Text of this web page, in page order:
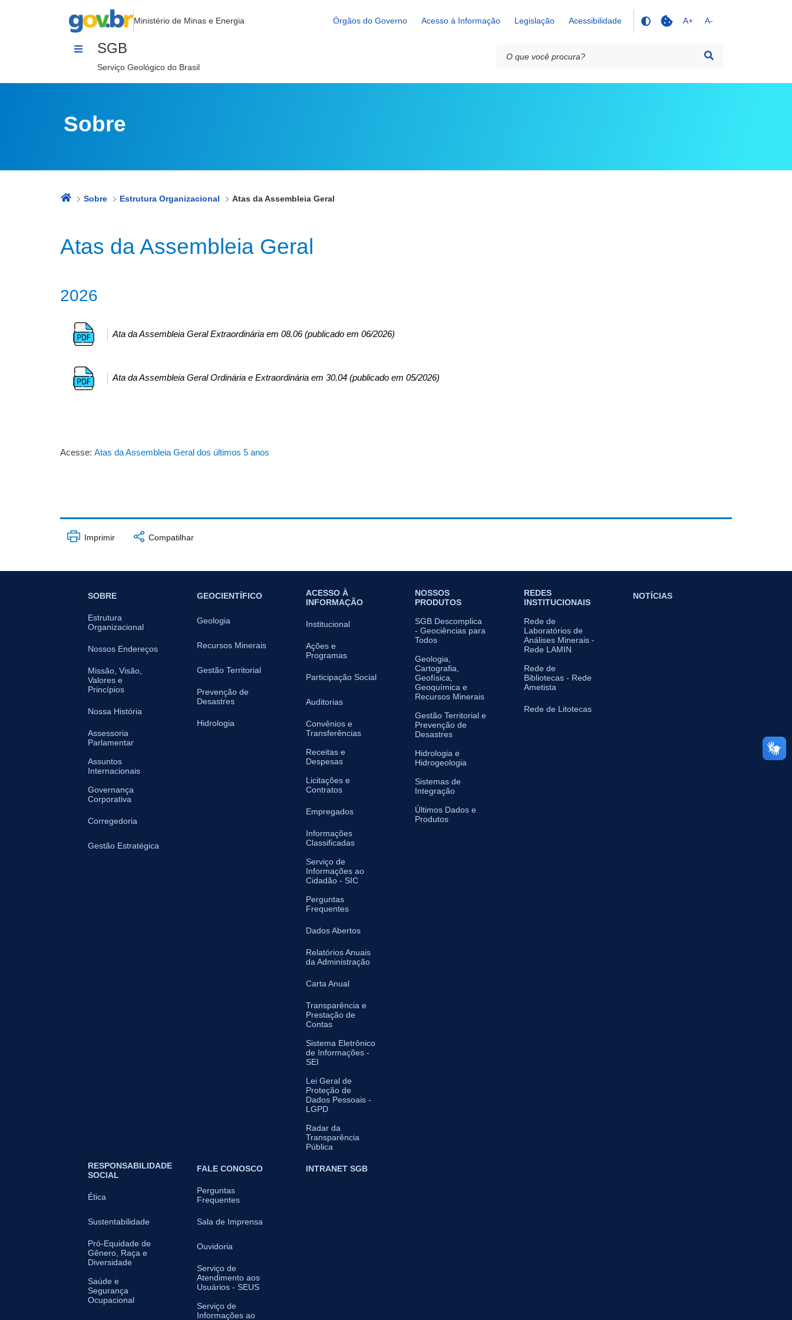
Atas da Assembleia Geral
Ministério de Minas e Energia Órgãos do Governo Acesso á Informação Legislação Acessibilidade A+ A-
SGB
Serviço Geológico do Brasil
Sobre
Sobre Estrutura Organizacional Atas da Assembleia Geral
Atas da Assembleia Geral
2026
Ata da Assembleia Geral Extraordinária em 08.06 (publicado em 06/2026)
Ata da Assembleia Geral Ordinária e Extraordinária em 30.04 (publicado em 05/2026)
Acesse: Atas da Assembleia Geral dos últimos 5 anos
Imprimir Compatilhar
SOBRE
Estrutura
Organizacional
Nossos Endereços
Missão, Visão,
Valores e
Princípios
Nossa História
Assessoria
Parlamentar
Assuntos
Internacionais
Governança
Corporativa
Corregedoria
Gestão Estratégica
GEOCIENTÍFICO
Geologia
Recursos Minerais
Gestão Territorial
Prevenção de
Desastres
Hidrologia
ACESSO À
INFORMAÇÃO
Institucional
Ações e
Programas
Participação Social
Auditorias
Convênios e
Transferências
Receitas e
Despesas
Licitações e
Contratos
Empregados
Informações
Classificadas
Serviço de
Informações ao
Cidadão - SIC
Perguntas
Frequentes
Dados Abertos
Relatórios Anuais
da Administração
Carta Anual
Transparência e
Prestação de
Contas
Sistema Eletrônico
de Informações -
SEI
Lei Geral de
Proteção de
Dados Pessoais -
LGPD
Radar da
Transparência
Pública
NOSSOS
PRODUTOS
SGB Descomplica
- Geociências para
Todos
Geologia,
Cartografia,
Geofísica,
Geoquímica e
Recursos Minerais
Gestão Territorial e
Prevenção de
Desastres
Hidrologia e
Hidrogeologia
Sistemas de
Integração
Últimos Dados e
Produtos
REDES
INSTITUCIONAIS
Rede de
Laboratórios de
Análises Minerais -
Rede LAMIN
Rede de
Bibliotecas - Rede
Ametista
Rede de Litotecas
NOTÍCIAS
RESPONSABILIDADE
SOCIAL
Ética
Sustentabilidade
Pró-Equidade de
Gênero, Raça e
Diversidade
Saúde e
Segurança
Ocupacional
FALE CONOSCO
Perguntas
Frequentes
Sala de Imprensa
Ouvidoria
Serviço de
Atendimento aos
Usuários - SEUS
Serviço de
Informações ao
INTRANET SGB